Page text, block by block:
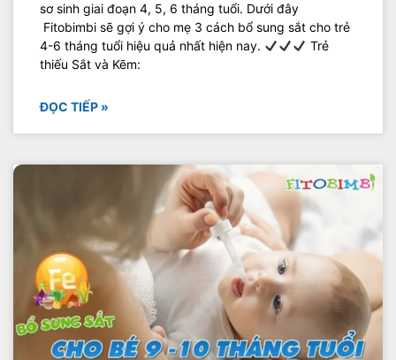
sơ sinh giai đoạn 4, 5, 6 tháng tuổi. Dưới đây
Fitobimbi sẽ gợi ý cho mẹ 3 cách bổ sung sắt cho trẻ
4-6 tháng tuổi hiệu quả nhất hiện nay.
Trẻ
thiếu Sắt và Kẽm:
ĐỌC TIẾP »